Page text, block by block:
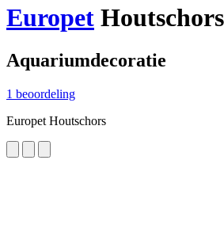
Europet
Aquariumdecoratie
1 beoordeling
Europet Houtschors